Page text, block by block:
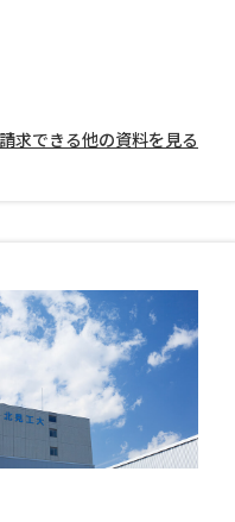
て
メールお支払いサイト
請求できる他の資料を見る